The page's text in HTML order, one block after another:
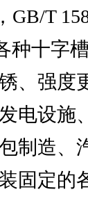
T
种十字
、强度
电设施
制造、
固定的